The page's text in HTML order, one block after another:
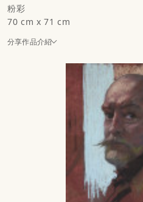
粉彩
70 cm x 71 cm
分享作品介紹